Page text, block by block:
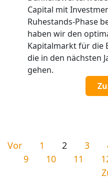
Capital mit
Ruhestands-Phase
haben wir den
Kapitalmarkt für die
die in den nächsten
gehen.
Vor 1 2 3
9
10 11